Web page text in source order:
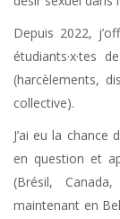
Depuis 2022,
étudiants·x·tes
(harcèlements,
collective).
J’ai eu la chance
en question et
(Brésil,
maintenant en